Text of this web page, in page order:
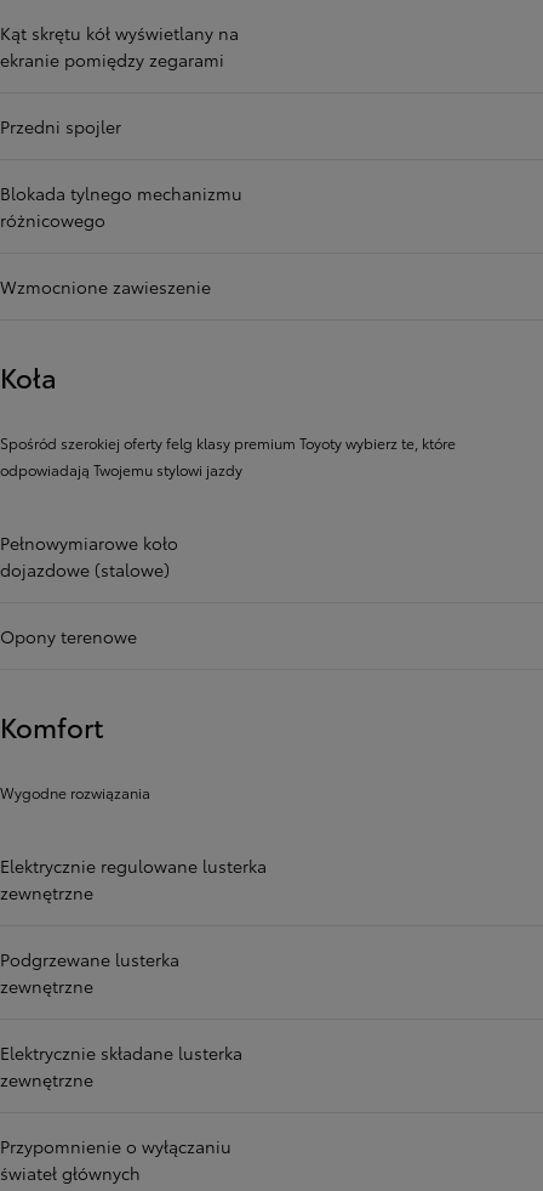
Kąt skrętu kół wyświetlany na
ekranie pomiędzy zegarami
Przedni spojler
Blokada tylnego mechanizmu
różnicowego
Wzmocnione zawieszenie
Koła
Spośród szerokiej oferty felg klasy premium Toyoty wybierz te, które
odpowiadają Twojemu stylowi jazdy
Pełnowymiarowe koło
dojazdowe (stalowe)
Opony terenowe
Komfort
Wygodne rozwiązania
Elektrycznie regulowane lusterka
zewnętrzne
Podgrzewane lusterka
zewnętrzne
Elektrycznie składane lusterka
zewnętrzne
Przypomnienie o wyłączaniu
świateł głównych